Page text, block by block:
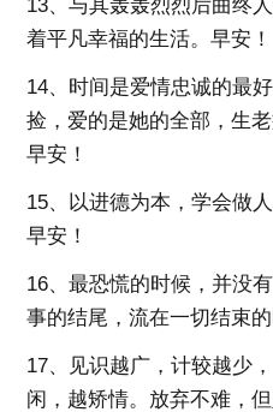
13、与其轰轰烈烈后曲终
着平凡幸福的生活。早安！
14、时间是爱情忠诚的最
捡，爱的是她的全部，生
早安！
15、以进德为本，学会做
早安！
16、最恐慌的时候，并没
事的结尾，流在一切结束的
17、见识越广，计较越少
闲，越矫情。放弃不难，